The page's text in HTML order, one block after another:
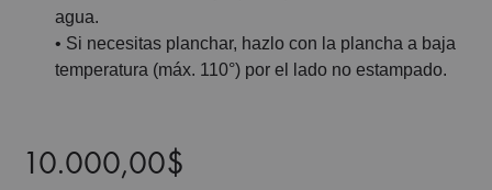
agua.
• Si necesitas planchar, hazlo con la plancha a baja
temperatura (máx. 110°) por el lado no estampado.
10.000,00$